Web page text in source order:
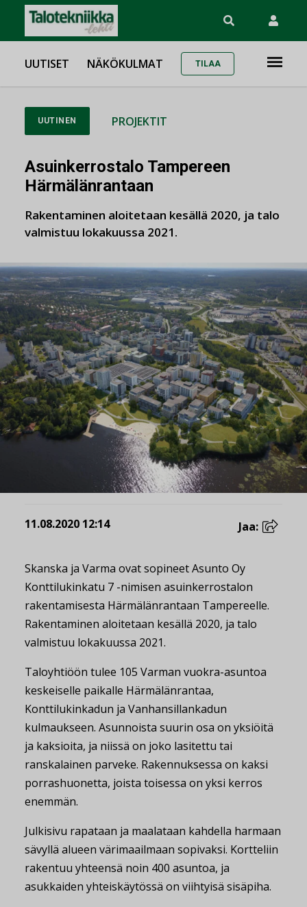
UUTISET NÄKÖKULMAT TILAA
UUTINEN PROJEKTIT
Asuinkerrostalo Tampereen
Härmälänrantaan
Rakentaminen aloitetaan kesällä 2020, ja talo
valmistuu lokakuussa 2021.
11.08.2020 12:14 Jaa:
Skanska ja Varma ovat sopineet Asunto Oy
Konttilukinkatu 7 -nimisen asuinkerrostalon
rakentamisesta Härmälänrantaan Tampereelle.
Rakentaminen aloitetaan kesällä 2020, ja talo
valmistuu lokakuussa 2021.
Taloyhtiöön tulee 105 Varman vuokra-asuntoa
keskeiselle paikalle Härmälänrantaa,
Konttilukinkadun ja Vanhansillankadun
kulmaukseen. Asunnoista suurin osa on yksiöitä
ja kaksioita, ja niissä on joko lasitettu tai
ranskalainen parveke. Rakennuksessa on kaksi
porrashuonetta, joista toisessa on yksi kerros
enemmän.
Julkisivu rapataan ja maalataan kahdella harmaan
sävyllä alueen värimaailmaan sopivaksi. Kortteliin
rakentuu yhteensä noin 400 asuntoa, ja
asukkaiden yhteiskäytössä on viihtyisä sisäpiha.